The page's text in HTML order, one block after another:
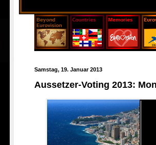
Samstag, 19. Januar 2013
Aussetzer-Voting 2013: